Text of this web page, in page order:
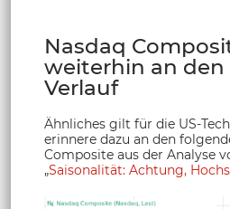
Nasdaq
weiterhin an den
Verlauf
Ähnliches gilt für die US-
erinnere dazu an den
Composite aus der Analyse
„Saisonalität: Achtung,